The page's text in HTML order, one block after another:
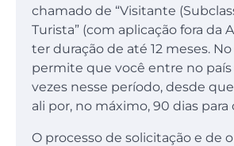
chamado de “Visitante
Turista” (com aplicação fora da
ter duração de até 12 meses.
permite que você entre no país
vezes nesse período, desde
ali por, no máximo, 90 dias para
O processo de solicitação e de